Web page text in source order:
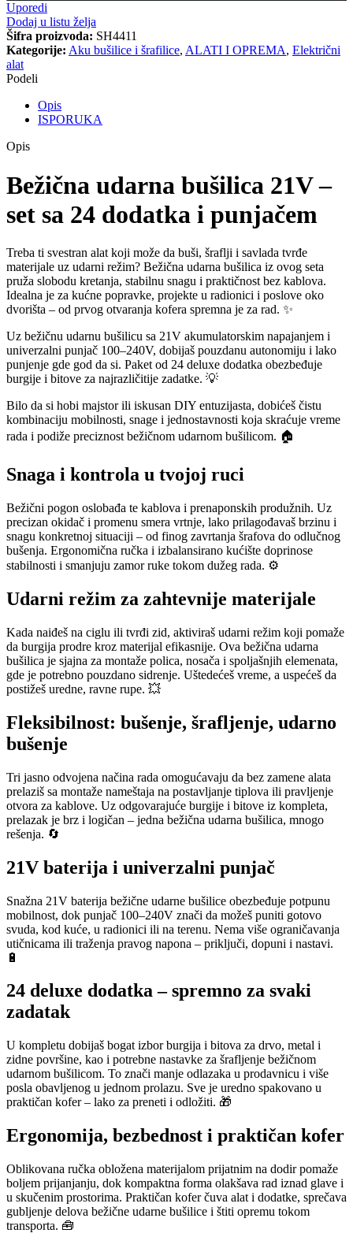
Uporedi
Dodaj u listu želja
Šifra proizvoda: SH4411
Kategorije: Aku bušilice i šrafilice, ALATI I OPREMA, Električni
alat
Podeli
Opis
ISPORUKA
Opis
Bežična udarna bušilica 21V –
set sa 24 dodatka i punjačem
Treba ti svestran alat koji može da buši, šraflji i savlada tvrđe
materijale uz udarni režim? Bežična udarna bušilica iz ovog seta
pruža slobodu kretanja, stabilnu snagu i praktičnost bez kablova.
Idealna je za kućne popravke, projekte u radionici i poslove oko
dvorišta – od prvog otvaranja kofera spremna je za rad. ✨
Uz bežičnu udarnu bušilicu sa 21V akumulatorskim napajanjem i
univerzalni punjač 100–240V, dobijaš pouzdanu autonomiju i lako
punjenje gde god da si. Paket od 24 deluxe dodatka obezbeđuje
burgije i bitove za najrazličitije zadatke. 💡
Bilo da si hobi majstor ili iskusan DIY entuzijasta, dobićeš čistu
kombinaciju mobilnosti, snage i jednostavnosti koja skraćuje vreme
rada i podiže preciznost bežičnom udarnom bušilicom. 🏠
Snaga i kontrola u tvojoj ruci
Bežični pogon oslobađa te kablova i prenaponskih produžnih. Uz
precizan okidač i promenu smera vrtnje, lako prilagođavaš brzinu i
snagu konkretnoj situaciji – od finog zavrtanja šrafova do odlučnog
bušenja. Ergonomična ručka i izbalansirano kućište doprinose
stabilnosti i smanjuju zamor ruke tokom dužeg rada. ⚙️
Udarni režim za zahtevnije materijale
Kada naiđeš na ciglu ili tvrđi zid, aktiviraš udarni režim koji pomaže
da burgija prodre kroz materijal efikasnije. Ova bežična udarna
bušilica je sjajna za montaže polica, nosača i spoljašnjih elemenata,
gde je potrebno pouzdano sidrenje. Uštedećeš vreme, a uspećeš da
postižeš uredne, ravne rupe. 💥
Fleksibilnost: bušenje, šrafljenje, udarno
bušenje
Tri jasno odvojena načina rada omogućavaju da bez zamene alata
prelaziš sa montaže nameštaja na postavljanje tiplova ili pravljenje
otvora za kablove. Uz odgovarajuće burgije i bitove iz kompleta,
prelazak je brz i logičan – jedna bežična udarna bušilica, mnogo
rešenja. 🔄
21V baterija i univerzalni punjač
Snažna 21V baterija bežične udarne bušilice obezbeđuje potpunu
mobilnost, dok punjač 100–240V znači da možeš puniti gotovo
svuda, kod kuće, u radionici ili na terenu. Nema više ograničavanja
utičnicama ili traženja pravog napona – priključi, dopuni i nastavi.
🔋
24 deluxe dodatka – spremno za svaki
zadatak
U kompletu dobijaš bogat izbor burgija i bitova za drvo, metal i
zidne površine, kao i potrebne nastavke za šrafljenje bežičnom
udarnom bušilicom. To znači manje odlazaka u prodavnicu i više
posla obavljenog u jednom prolazu. Sve je uredno spakovano u
praktičan kofer – lako za preneti i odložiti. 🎁
Ergonomija, bezbednost i praktičan kofer
Oblikovana ručka obložena materijalom prijatnim na dodir pomaže
boljem prijanjanju, dok kompaktna forma olakšava rad iznad glave i
u skučenim prostorima. Praktičan kofer čuva alat i dodatke, sprečava
gubljenje delova bežične udarne bušilice i štiti opremu tokom
transporta. 🧰